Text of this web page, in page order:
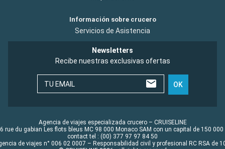
Información sobre crucero
Servicios de Asistencia
Newsletters
Recibe nuestras exclusivas ofertas
TU EMAIL OK
Agencia de viajes especializada crucero – CRUISELINE
rue du gabian Les flots bleus MC 98 000 Monaco SAM con un capital de 150 000
contact tel : (00) 377 97 97 84 50
de viajes n° 006 02 0007 – Responsabilidad civil y profesional RC RSA de